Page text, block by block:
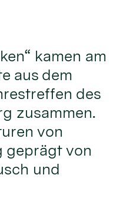
kamen am
aus dem
des
zusammen.
von
geprägt von
und